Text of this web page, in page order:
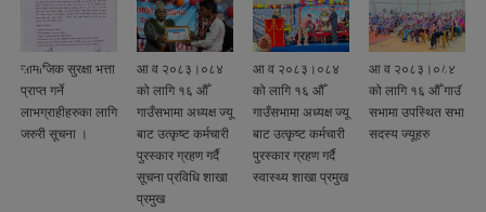
सामाजिक सुरक्षा भत्ता
प्राप्त गर्ने
लाभग्राहीहरुका लागि
जरुरी सूचना ।
आ व २०८३।०८४
को लागि १६ औँ
गाउँसभामा अध्यक्ष ज्यू
बाट उत्कृष्ट कर्मचारी
पुरस्कार ग्रहण गर्दै
सूचना प्रविधि शाखा
प्रमुख
आ व २०८३।०८४
को लागि १६ औँ
गाउँसभामा अध्यक्ष ज्यू
बाट उत्कृष्ट कर्मचारी
पुरस्कार ग्रहण गर्दै
स्वास्थ्य शाखा प्रमुख
आ व २०८३।०८४
को लागि १६ औँ गाउँ
सभामा उपस्थित सभा
सदस्य ज्यूहरु